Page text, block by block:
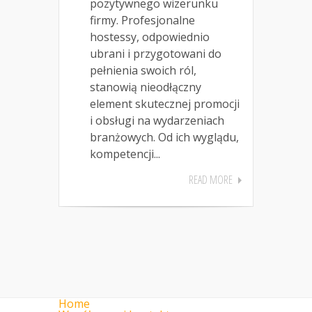
pozytywnego wizerunku
firmy. Profesjonalne
hostessy, odpowiednio
ubrani i przygotowani do
pełnienia swoich ról,
stanowią nieodłączny
element skutecznej promocji
i obsługi na wydarzeniach
branżowych. Od ich wyglądu,
kompetencji...
READ MORE
Home